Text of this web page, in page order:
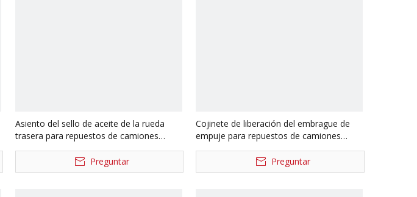
Asiento del sello de aceite de la rueda
trasera para repuestos de camiones
Dongfeng Kinland Auto 31ZHS01-04075
Preguntar
Cojinete de liberación del embrague de
empuje para repuestos de camiones
Dongfeng 996713K 16N-02050
Preguntar